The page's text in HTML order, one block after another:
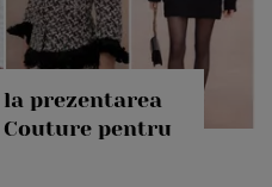
prezentarea
pentru